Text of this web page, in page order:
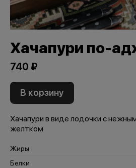
Хачапури по-
740 ₽
В корзину
Хачапури в виде лодочки с
желтком
Жиры
Белки